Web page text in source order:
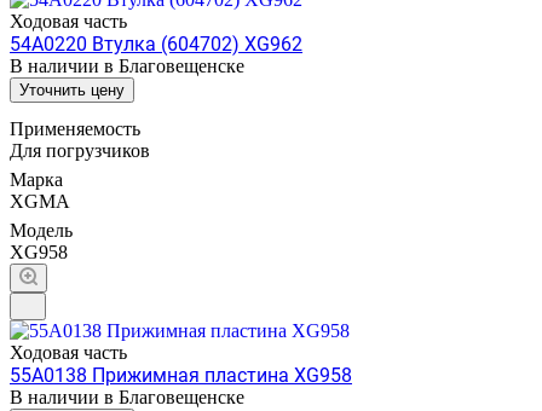
Ходовая часть
54A0220 Втулка (604702) XG962
В наличии в Благовещенске
Уточнить цену
Применяемость
Для погрузчиков
Марка
XGMA
Модель
XG958
Ходовая часть
55A0138 Прижимная пластина XG958
В наличии в Благовещенске